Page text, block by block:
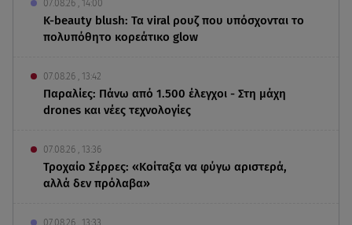
07.08.26 , 14:00
K-beauty blush: Τα viral ρουζ που υπόσχονται το
πολυπόθητο κορεάτικο glow
07.08.26 , 13:42
Παραλίες: Πάνω από 1.500 έλεγχοι - Στη μάχη
drones και νέες τεχνολογίες
07.08.26 , 13:36
Τροχαίο Σέρρες: «Κοίταξα να φύγω αριστερά,
αλλά δεν πρόλαβα»